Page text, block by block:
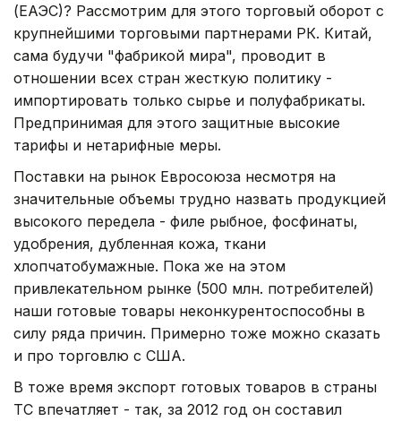
(ЕАЭС)? Рассмотрим для этого торговый оборот с
крупнейшими торговыми партнерами РК. Китай,
сама будучи "фабрикой мира", проводит в
отношении всех стран жесткую политику -
импортировать только сырье и полуфабрикаты.
Предпринимая для этого защитные высокие
тарифы и нетарифные меры.
Поставки на рынок Евросоюза несмотря на
значительные объемы трудно назвать продукцией
высокого передела - филе рыбное, фосфинаты,
удобрения, дубленная кожа, ткани
хлопчатобумажные. Пока же на этом
привлекательном рынке (500 млн. потребителей)
наши готовые товары неконкурентоспособны в
силу ряда причин. Примерно тоже можно сказать
и про торговлю с США.
В тоже время экспорт готовых товаров в страны
ТС впечатляет - так, за 2012 год он составил